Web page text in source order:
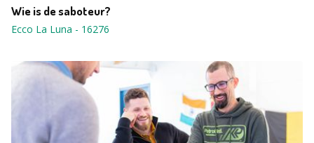
Wie is de saboteur?
Ecco La Luna - 16276